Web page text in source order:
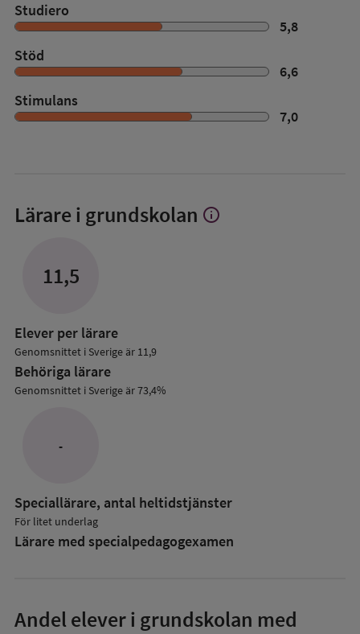
Studiero
5,8
Stöd
6,6
Stimulans
7,0
Lärare i grundskolan Visa
info
11,5
Elever per lärare
Genomsnittet i Sverige är 11,9
Behöriga lärare
Genomsnittet i Sverige är 73,4%
-
Speciallärare, antal heltidstjänster
För litet underlag
Lärare med specialpedagog­examen
Andel elever i grundskolan med